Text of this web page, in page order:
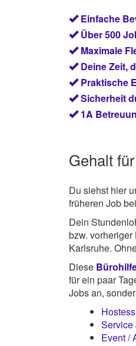
Einfache
Über 500
Maximale
Deine Zeit,
Praktische
Sicherheit
1A
Gehalt
Du siehst hier
früheren Job
Dein
bzw.
Karlsruhe.
Diese
für ein paar
Jobs an,
Service
Event /